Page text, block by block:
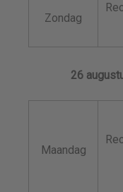
Zondag
26
Maandag